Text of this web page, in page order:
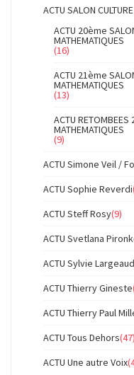
ACTU SALON
ACTU 20ème
MATHEMATIQUES
(16)
ACTU 21ème
MATHEMATIQUES
(13)
ACTU RETOMBEES
MATHEMATIQUES
(9)
ACTU Simone Veil /
ACTU Sophie Reverdi
ACTU Steff Rosy(9)
ACTU Svetlana
ACTU Sylvie
ACTU Thierry Gineste
ACTU Thierry Paul
ACTU Tous Dehors(47)
ACTU Une autre Voix